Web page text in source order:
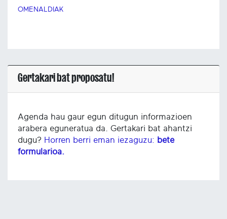
OMENALDIAK
Gertakari bat proposatu!
Agenda hau gaur egun ditugun informazioen
arabera eguneratua da. Gertakari bat ahantzi
dugu? Horren berri eman iezaguzu: bete
formularioa.